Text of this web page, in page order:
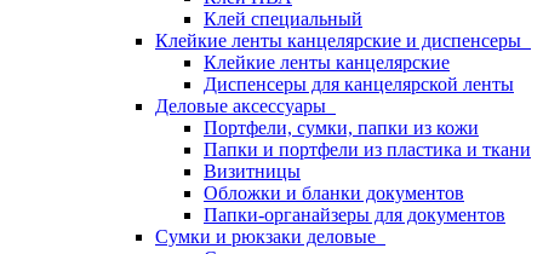
Клей специальный
Клейкие ленты канцелярские и диспенсеры
Клейкие ленты канцелярские
Диспенсеры для канцелярской ленты
Деловые аксессуары
Портфели, сумки, папки из кожи
Папки и портфели из пластика и ткани
Визитницы
Обложки и бланки документов
Папки-органайзеры для документов
Сумки и рюкзаки деловые